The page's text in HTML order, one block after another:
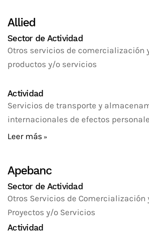
Allied
Sector de Actividad
Otros servicios de comercialización
productos y/o servicios
Actividad
Servicios de transporte y
internacionales de efectos
Leer más
Apebanc
Sector de Actividad
Otros Servicios de Comercialización
Proyectos y/o Servicios
Actividad